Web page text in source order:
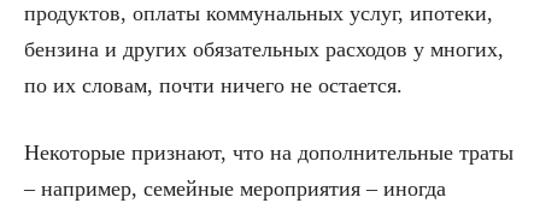
продуктов, оплаты коммунальных услуг, ипотеки,
бензина и других обязательных расходов у многих,
по их словам, почти ничего не остается.
Некоторые признают, что на дополнительные траты
– например, семейные мероприятия – иногда